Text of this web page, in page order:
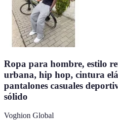
Ropa para hombre, estilo
urbana, hip hop, cintura
pantalones casuales
sólido
Voghion Global